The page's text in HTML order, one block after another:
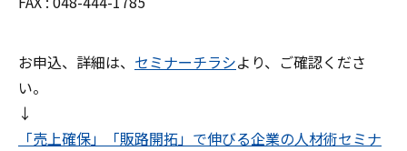
お申込、詳細は、 セミナーチラシより、ご確認くださ
い。
↓
「売上確保」「販路開拓」で伸びる企業の人材術セミナ